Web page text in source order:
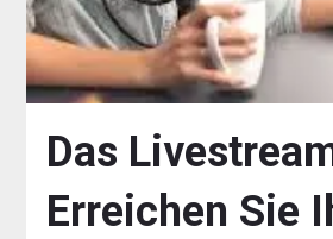
Das
Erreichen Sie